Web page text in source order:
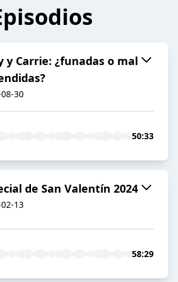
y Carrie: ¿funadas o mal
30
50:33
de San Valentín 2024
13
58:29